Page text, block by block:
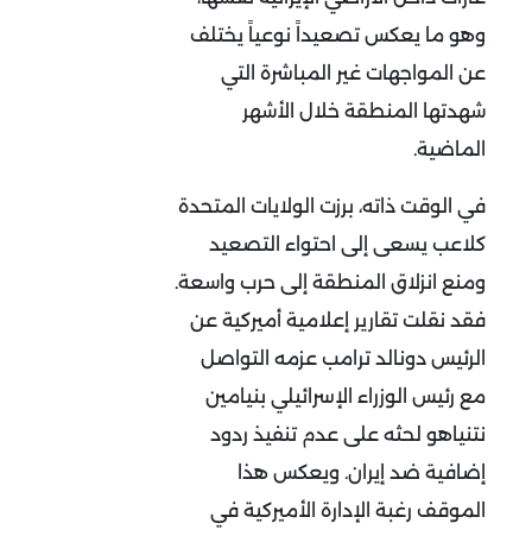
وهو ما يعكس تصعيداً نوعياً يختلف
عن المواجهات غير المباشرة التي
شهدتها المنطقة خلال الأشهر
الماضية.
في الوقت ذاته، برزت الولايات المتحدة
كلاعب يسعى إلى احتواء التصعيد
ومنع انزلاق المنطقة إلى حرب واسعة.
فقد نقلت تقارير إعلامية أميركية عن
الرئيس دونالد ترامب عزمه التواصل
مع رئيس الوزراء الإسرائيلي بنيامين
نتنياهو لحثه على عدم تنفيذ ردود
إضافية ضد إيران. ويعكس هذا
الموقف رغبة الإدارة الأميركية في